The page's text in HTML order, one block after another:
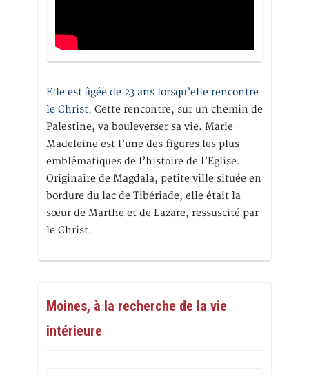
Elle est âgée de 23 ans lorsqu’elle rencontre
le Christ. Cette rencontre, sur un chemin de
Palestine, va bouleverser sa vie. Marie-
Madeleine est l’une des figures les plus
emblématiques de l’histoire de l’Eglise.
Originaire de Magdala, petite ville située en
bordure du lac de Tibériade, elle était la
sœur de Marthe et de Lazare, ressuscité par
le Christ.
Moines, à la recherche de la vie
intérieure